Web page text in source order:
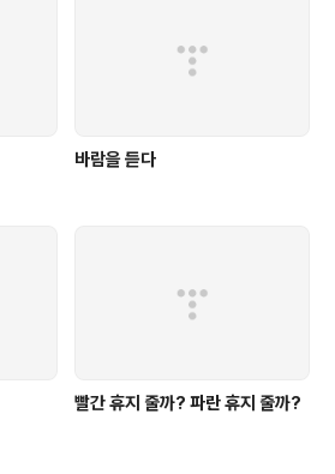
바람을 듣다
빨간 휴지 줄까? 파란 휴지 줄까?